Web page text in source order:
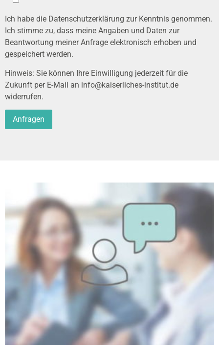
Ich habe die Datenschutzerklärung zur Kenntnis genommen.
Ich stimme zu, dass meine Angaben und Daten zur
Beantwortung meiner Anfrage elektronisch erhoben und
gespeichert werden.
Hinweis: Sie können Ihre Einwilligung jederzeit für die
Zukunft per E-Mail an info@kaiserliches-institut.de
widerrufen.